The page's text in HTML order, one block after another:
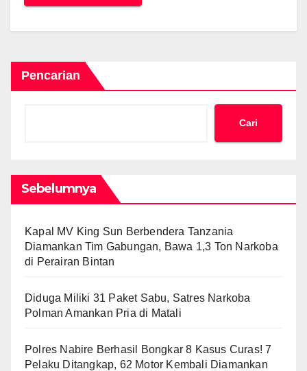
Pencarian
Cari
Sebelumnya
Kapal MV King Sun Berbendera Tanzania
Diamankan Tim Gabungan, Bawa 1,3 Ton Narkoba
di Perairan Bintan
Diduga Miliki 31 Paket Sabu, Satres Narkoba
Polman Amankan Pria di Matali
Polres Nabire Berhasil Bongkar 8 Kasus Curas! 7
Pelaku Ditangkap, 62 Motor Kembali Diamankan